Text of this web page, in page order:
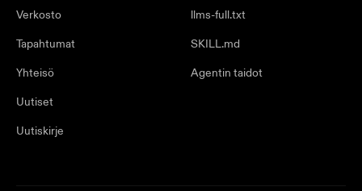
Verkosto
Tapahtumat
Yhteisö
Uutiset
Uutiskirje
llms-full.txt
SKILL.md
Agentin taidot